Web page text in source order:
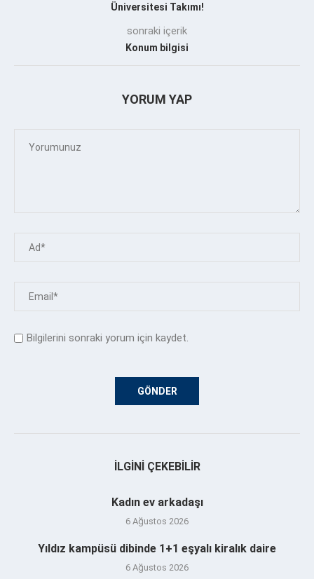
Üniversitesi Takımı!
sonraki içerik
Konum bilgisi
YORUM YAP
Bilgilerini sonraki yorum için kaydet.
İLGINI ÇEKEBILIR
Kadın ev arkadaşı
6 Ağustos 2026
Yıldız kampüsü dibinde 1+1 eşyalı kiralık daire
6 Ağustos 2026